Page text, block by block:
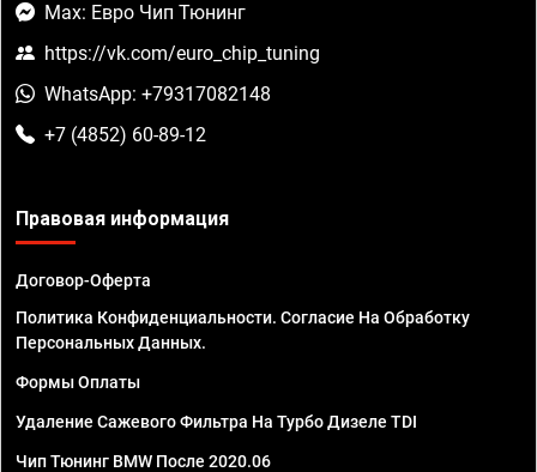
Max: Евро Чип Тюнинг
https://vk.com/euro_chip_tuning
WhatsApp: +79317082148
+7 (4852) 60-89-12
Правовая информация
Договор-Оферта
Политика Конфиденциальности. Согласие На Обработку
Персональных Данных.
Формы Оплаты
Удаление Сажевого Фильтра На Турбо Дизеле TDI
Чип Тюнинг BMW После 2020.06